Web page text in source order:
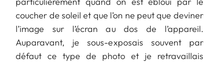
coucher de soleil et que l’on ne peut que deviner
l’image sur l’écran au dos de l’appareil.
Auparavant, je sous-exposais souvent par
défaut ce type de photo et je retravaillais